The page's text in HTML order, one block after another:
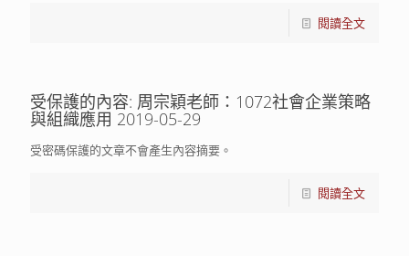
閱讀全文
受保護的內容: 周宗穎老師：1072社會企業策略
與組織應用 2019-05-29
受密碼保護的文章不會產生內容摘要。
閱讀全文